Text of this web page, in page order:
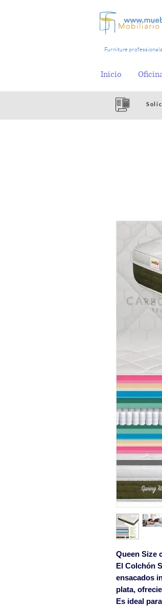
Furniture professionals
Inicio
Queen Size
El Colchón
ensacados
plata,
Es ideal